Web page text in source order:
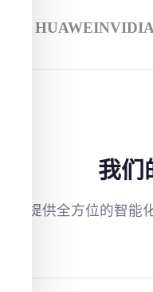
HUAWEINVIDIA
我们
提供全方位的智能